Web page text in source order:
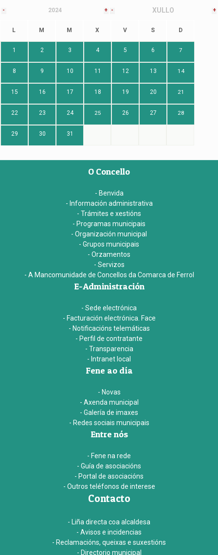
- 2024 + - XULLO +
L M M X V S D
1 2 3 4 5 6 7
8 9 10 11 12 13 14
15 16 17 18 19 20 21
22 23 24 25 26 27 28
29 30 31
O Concello
- Benvida
- Información administrativa
- Trámites e xestións
- Programas municipais
- Organización municipal
- Grupos municipais
- Orzamentos
- Servizos
- A Mancomunidade de Concellos da Comarca de Ferrol
E-Administración
- Sede electrónica
- Facturación electrónica. Face
- Notificacións telemáticas
- Perfil de contratante
- Transparencia
- Intranet local
Fene ao día
- Novas
- Axenda municipal
- Galería de imaxes
- Redes sociais municipais
Entre nós
- Fene na rede
- Guía de asociacións
- Portal de asociacións
- Outros teléfonos de interese
Contacto
- Liña directa coa alcaldesa
- Avisos e incidencias
- Reclamacións, queixas e suxestións
- Directorio municipal